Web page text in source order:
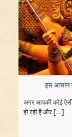
इस आसान
अगर आपकी कोई ऐसी
हो रही हैं और[…]